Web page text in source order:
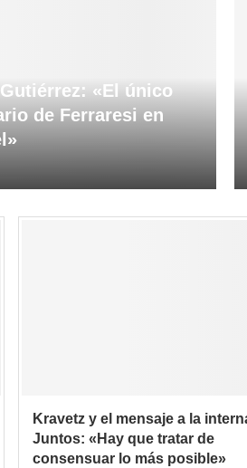
«El único
de Ferraresi en
Kravetz y el mensaje a la
Juntos: «Hay que tratar de
consensuar lo más posible»